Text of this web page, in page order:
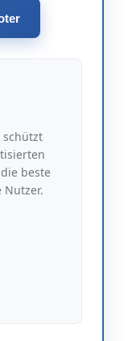
schützt
beste